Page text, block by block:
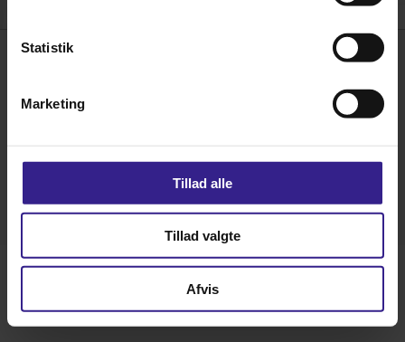
Statistik
Marketing
Tillad alle
Tillad valgte
Afvis
Hornsyld Købmandsgaard A/S • Nørregade 28 • DK 8783 Hornsyld • E-mail:post@hk-